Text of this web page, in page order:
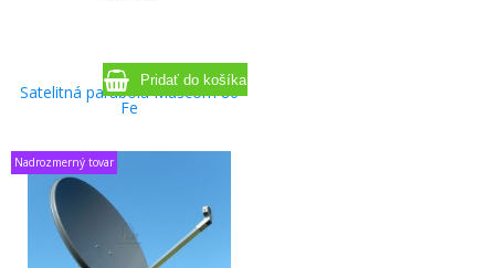
Satelitná parabola Mascom 80
Fe
Nadrozmerný tovar